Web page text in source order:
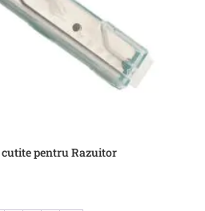
cutite pentru Razuitor